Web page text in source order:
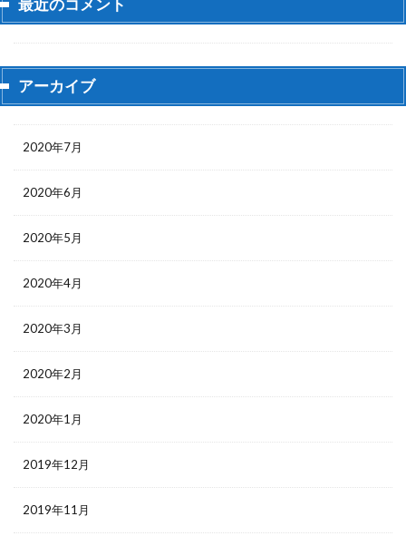
最近のコメント
アーカイブ
2020年7月
2020年6月
2020年5月
2020年4月
2020年3月
2020年2月
2020年1月
2019年12月
2019年11月